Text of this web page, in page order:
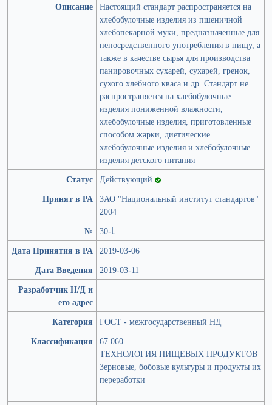
Описание Настоящий стандарт распространяется на
хлебобулочные изделия из пшеничной
хлебопекарной муки, предназначенные для
непосредственного употребления в пищу, а
также в качестве сырья для производства
панировочных сухарей, сухарей, гренок,
сухого хлебного кваса и др. Стандарт не
распространяется на хлебобулочные
изделия пониженной влажности,
хлебобулочные изделия, приготовленные
способом жарки, диетические
хлебобулочные изделия и хлебобулочные
изделия детского питания
Статус Действующий
Принят в РА ЗАО "Национальный институт стандартов"
2004
№
30-Լ
Дата Принятия в РА 2019-03-06
Дата Введения
2019-03-11
Разработчик Н/Д и
его адрес
Категория
ГОСТ - межгосударственный НД
Классификация
67.060
ТЕХНОЛОГИЯ ПИЩЕВЫХ ПРОДУКТОВ
Зерновые, бобовые культуры и продукты их
переработки